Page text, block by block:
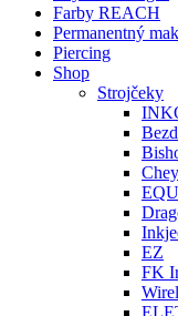
Farby REACH
Permanentný
Piercing
Shop
Strojčeky
EZ
FK